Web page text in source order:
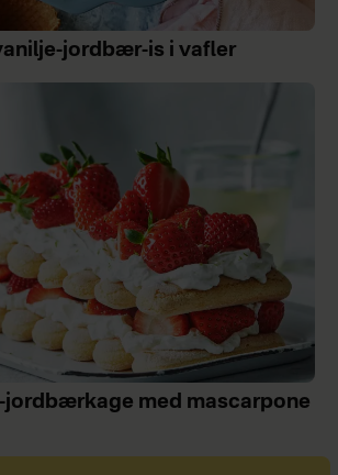
jordbær-is i vafler
jordbærkage med mascarpone